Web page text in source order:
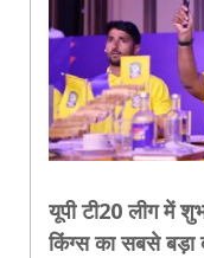
यूपी टी20 लीग में
किंग्स का सबसे बड़ा